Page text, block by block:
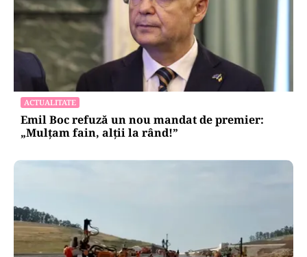
ACTUALITATE
Emil Boc refuză un nou mandat de premier:
„Mulțam fain, alții la rând!”